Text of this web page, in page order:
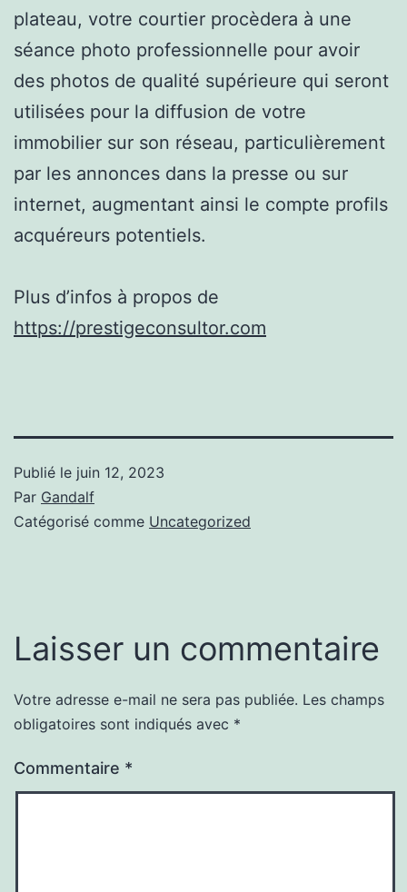
plateau, votre courtier procèdera à une
séance photo professionnelle pour avoir
des photos de qualité supérieure qui seront
utilisées pour la diffusion de votre
immobilier sur son réseau, particulièrement
par les annonces dans la presse ou sur
internet, augmentant ainsi le compte profils
acquéreurs potentiels.
Plus d’infos à propos de
https://prestigeconsultor.com
Publié le juin 12, 2023
Par Gandalf
Catégorisé comme Uncategorized
Laisser un commentaire
Votre adresse e-mail ne sera pas publiée. Les champs
obligatoires sont indiqués avec *
Commentaire *